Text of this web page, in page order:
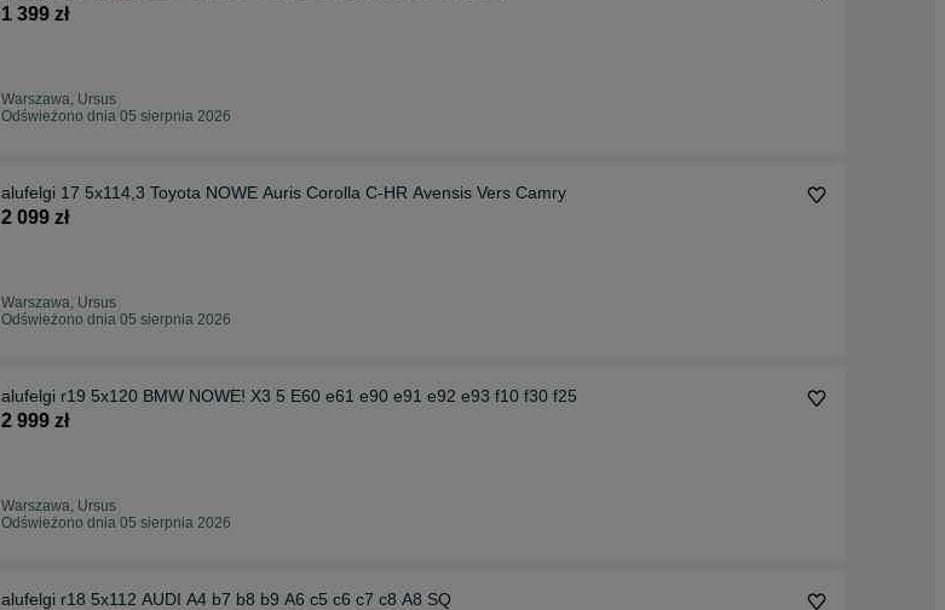
1 399 zł
Warszawa, Ursus
Odświeżono dnia 05 sierpnia 2026
alufelgi 17 5x114,3 Toyota NOWE Auris Corolla C-HR Avensis Vers Camry
2 099 zł
Warszawa, Ursus
Odświeżono dnia 05 sierpnia 2026
alufelgi r19 5x120 BMW NOWE! X3 5 E60 e61 e90 e91 e92 e93 f10 f30 f25
2 999 zł
Warszawa, Ursus
Odświeżono dnia 05 sierpnia 2026
alufelgi r18 5x112 AUDI A4 b7 b8 b9 A6 c5 c6 c7 c8 A8 SQ